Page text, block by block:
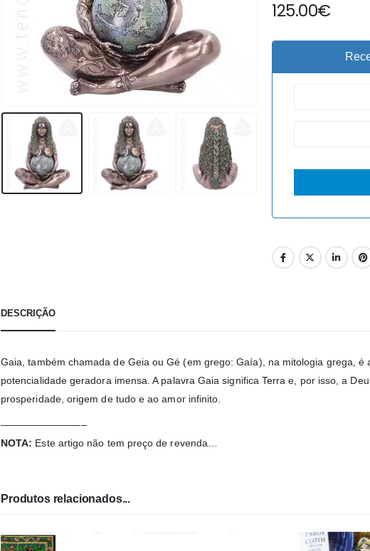
125.00€
DESCRIÇÃO
Gaia, também chamada de Geia ou Gé (em grego: Gaía), na mitologia grega,
potencialidade geradora imensa. A palavra Gaia significa Terra e, por isso, a
prosperidade, origem de tudo e ao amor infinito.
————————–
NOTA: Este artigo não tem preço de revenda…
Produtos relacionados...